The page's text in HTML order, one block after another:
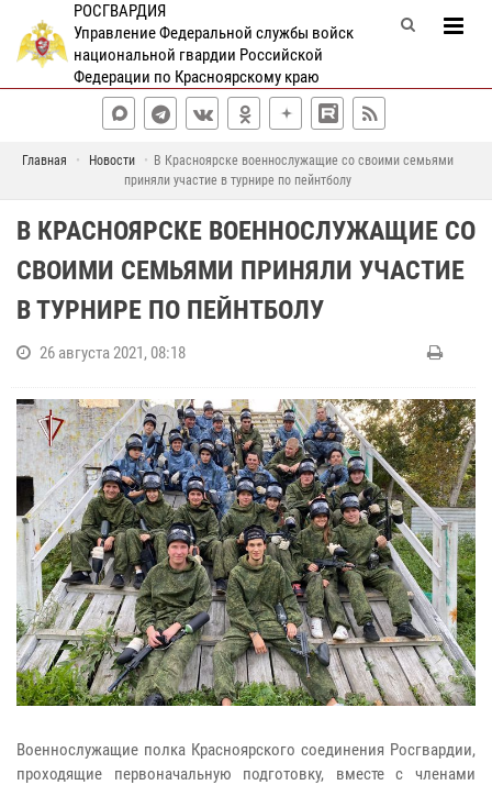
РОСГВАРДИЯ
Управление Федеральной службы войск
национальной гвардии Российской
Федерации по Красноярскому краю
Главная Новости
В Красноярске военнослужащие со своими семьями
приняли участие в турнире по пейнтболу
В КРАСНОЯРСКЕ ВОЕННОСЛУЖАЩИЕ СО
СВОИМИ СЕМЬЯМИ ПРИНЯЛИ УЧАСТИЕ
В ТУРНИРЕ ПО ПЕЙНТБОЛУ
26 августа 2021, 08:18
Военнослужащие полка Красноярского соединения Росгвардии,
проходящие первоначальную подготовку, вместе с членами